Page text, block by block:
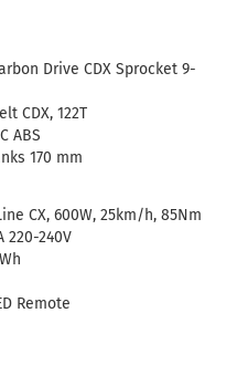
Drive CDX Sprocket 9-
CDX, 122T
ABS
170 mm
CX, 600W, 25km/h, 85Nm
220-240V
Remote